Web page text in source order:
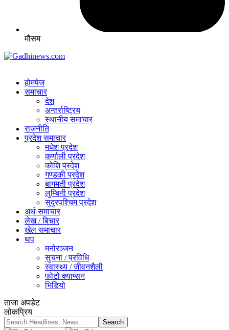
मौसम
होमपेज
समाचार
देश
अन्तर्राष्ट्रिय
स्थानीय समाचार
राजनीति
प्रदेश समाचार
मधेश प्रदेश
कर्णाली प्रदेश
कोशि प्रदेश
गण्डकी प्रदेश
बागमती प्रदेश
लुम्बिनी प्रदेश
सुदुरपश्चिम प्रदेश
अर्थ समाचार
लेख / बिचार
खेल समाचार
थप
मनोरञ्जन
सुचना / प्रविधि
स्वास्थ्य / जीवनशैली
फोटो क्याप्सन
भिडियो
ताजा अपडेट
लोकप्रिय